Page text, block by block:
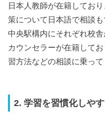
日本人教師が在籍してお
策について日本語で相談
中央駅構内にそれぞれ校
カウンセラーが在籍して
習方法などの相談に乗って
2. 学習を習慣化しや